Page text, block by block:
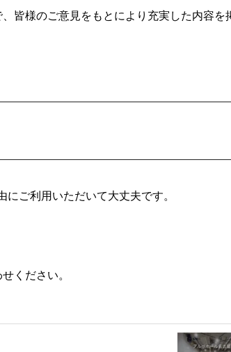
皆様のご意見をもとにより充実した内容を
ご利用いただいて大丈夫です。
ください。